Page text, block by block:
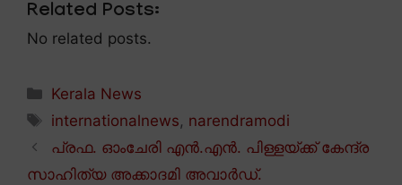
Related Posts:
No related posts.
Categories
Kerala News
Tags
internationalnews, narendramodi
പ്രഫ. ഓംചേരി എൻ.എൻ. പിള്ളയ്ക്ക് കേന്ദ്ര
സാഹിത്യ അക്കാദമി അവാർഡ്.